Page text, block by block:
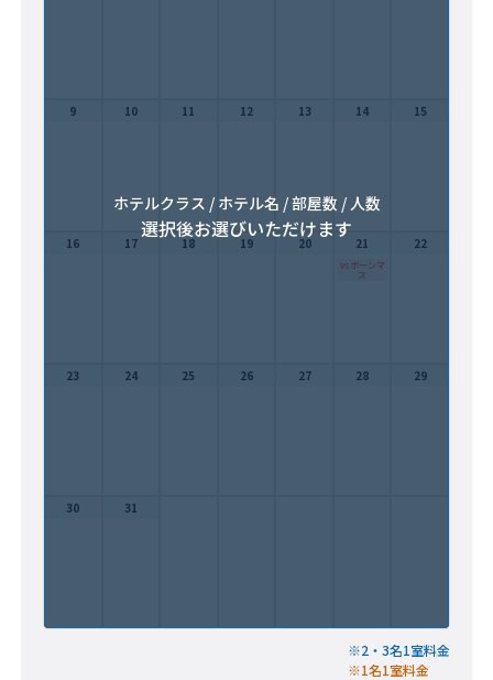
ホテルクラス / ホテル名 / 部屋数 / 人数
選択後お選びいただけます
9 10 11 12 13 14 15
16 17 18 19 20 21
vsボーンマ
ス
22
23 24 25 26 27 28 29
30 31
※2・3名1室料金
※1名1室料金